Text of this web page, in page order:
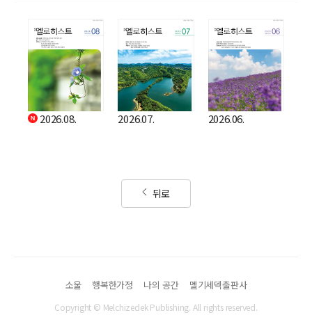
2026.08. 2026.07. 2026.06.
뒤로
소울 행복한가정 나의 공간 멜기세덱출판사
Copyright © Melchizedek Publishing. All rights reserved.